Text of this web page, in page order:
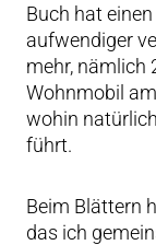
Buch hat
aufwendiger
mehr, nämlich
Wohnmobil
wohin
führt.
Beim Blättern
das ich